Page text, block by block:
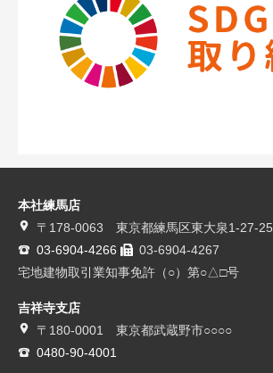
本社練馬店
〒178-0063 東京都練馬区東大泉1-27-25
03-6904-4266
03-6904-4267
宅地建物取引業知事免許（○）第○△□号
吉祥寺支店
〒180-0001 東京都武蔵野市○○○○
0480-90-4001